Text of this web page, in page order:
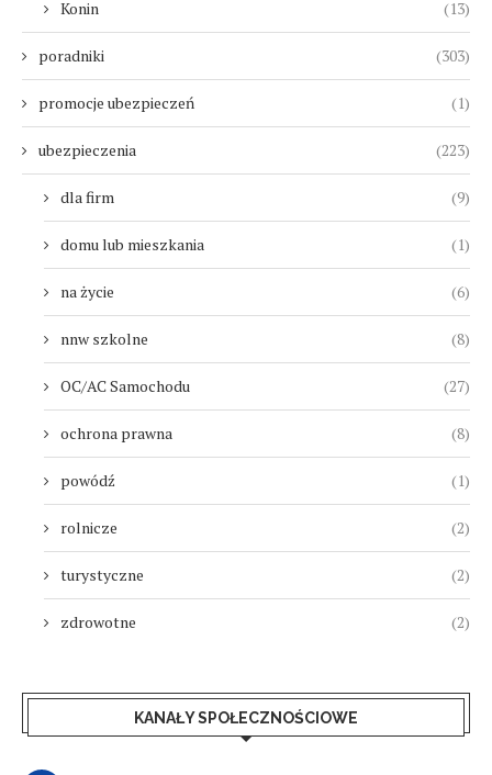
Konin (13)
poradniki (303)
promocje ubezpieczeń (1)
ubezpieczenia (223)
dla firm (9)
domu lub mieszkania (1)
na życie (6)
nnw szkolne (8)
OC/AC Samochodu (27)
ochrona prawna (8)
powódź (1)
rolnicze (2)
turystyczne (2)
zdrowotne (2)
KANAŁY SPOŁECZNOŚCIOWE